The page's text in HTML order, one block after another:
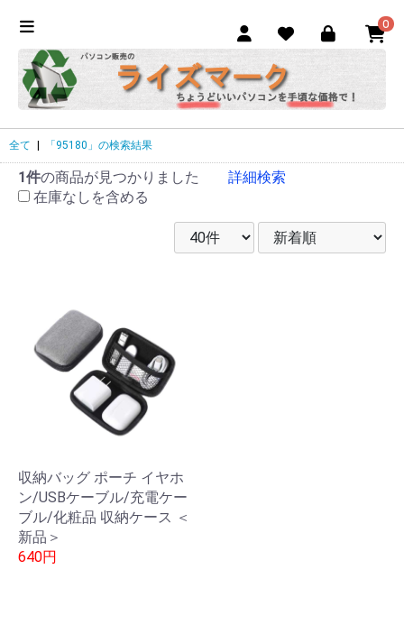
0
全て 「95180」の検索結果
1件の商品が見つかりました
詳細検索
在庫なしを含める
収納バッグ ポーチ イヤホ
ン/USBケーブル/充電ケー
ブル/化粧品 収納ケース ＜
新品＞
640円